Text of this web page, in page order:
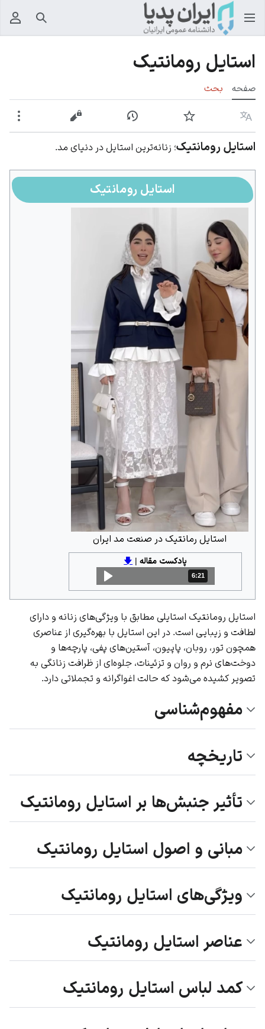
جستجو
استایل رومانتیک
صفحه بحث
زبان پیگیری نمایش تاریخچهنمایش مبدأ
استایل رومانتیک؛ زنانه‌ترین استایل در دنیای مد.
استایل رومانتیک
استایل رمانتیک در صنعت مد ایران
پادکست مقاله|
🡇
مدت: 6 دقیقه و 21 ثانیه
6:21
استایل رومانتیک استایلی مطابق با ویژگی‌های زنانه و دارای
لطافت و زیبایی است. در این استایل با بهره‌گیری از عناصری
همچون تور، روبان، پاپیون، آستین‌های پفی، پارچه‌ها و
دوخت‌های نرم و روان و تزئینات، جلوه‌ای از ظرافت زنانگی به
تصویر کشیده می‌شود که حالت اغواگرانه و تجملاتی دارد.
مفهوم‌شناسی
تاریخچه
تأثیر جنبش‌ها بر استایل رومانتیک
مبانی و اصول استایل رومانتیک
ویژگی‌های استایل رومانتیک
عناصر استایل رومانتیک
کمد لباس استایل رومانتیک